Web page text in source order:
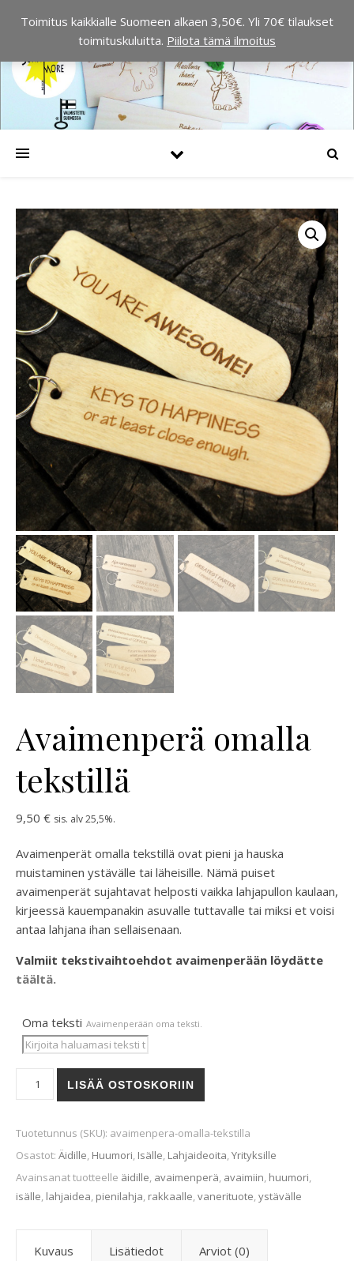
Avaimenperä omalla
tekstillä
9,50 € sis. alv 25,5%.
Avaimenperät omalla tekstillä ovat pieni ja hauska
muistaminen ystävälle tai läheisille. Nämä puiset
avaimenperät sujahtavat helposti vaikka lahjapullon kaulaan,
kirjeessä kauempanakin asuvalle tuttavalle tai miksi et voisi
antaa lahjana ihan sellaisenaan.
Valmiit tekstivaihtoehdot avaimenperään löydätte
täältä.
Oma teksti Avaimenperään oma teksti.
Avaimenperä omalla tekstillä määrä
LISÄÄ OSTOSKORIIN
Tuotetunnus (SKU): avaimenpera-omalla-tekstilla
Osastot: Äidille Huumori Isälle Lahjaideoita Yrityksille
Avainsanat tuotteelle äidille avaimenperä avaimiin huumori
isälle lahjaidea pienilahja rakkaalle vanerituote ystävälle
Kuvaus Lisätiedot Arviot (0)
Toimitus kaikkialle Suomeen alkaen 3,50€. Yli 70€ tilaukset
toimituskuluitta. Piilota tämä ilmoitus